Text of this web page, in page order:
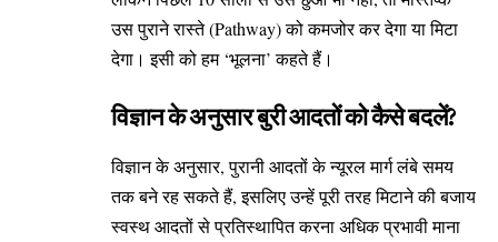
उस पुराने रास्ते (Pathway) को कमजोर कर देगा या मिटा
देगा। इसी को हम ‘भूलना’ कहते हैं।
विज्ञान के अनुसार बुरी आदतों को कैसे बदलें?
विज्ञान के अनुसार, पुरानी आदतों के न्यूरल मार्ग लंबे समय
तक बने रह सकते हैं, इसलिए उन्हें पूरी तरह मिटाने की बजाय
स्वस्थ आदतों से प्रतिस्थापित करना अधिक प्रभावी माना